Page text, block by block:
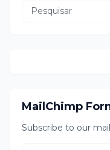
MailChimp
Subscribe to our